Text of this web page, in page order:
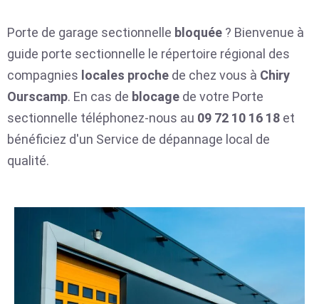
Porte de garage sectionnelle bloquée ? Bienvenue à
guide porte sectionnelle le répertoire régional des
compagnies locales proche de chez vous à Chiry
Ourscamp. En cas de blocage de votre Porte
sectionnelle téléphonez-nous au 09 72 10 16 18 et
bénéficiez d'un Service de dépannage local de
qualité.